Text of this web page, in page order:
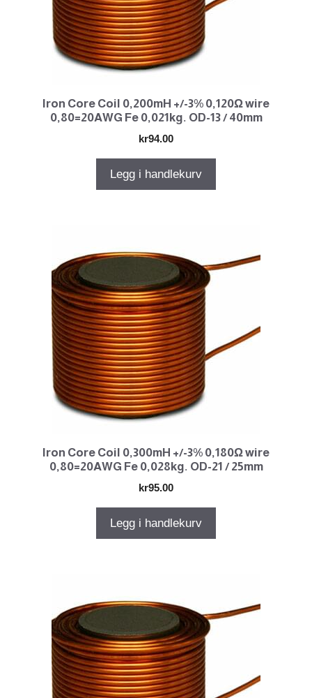
Iron Core Coil 0,200mH +/-3% 0,120Ω wire
0,80=20AWG Fe 0,021kg. OD-13 / 40mm
kr94.00
Legg i handlekurv
Iron Core Coil 0,300mH +/-3% 0,180Ω wire
0,80=20AWG Fe 0,028kg. OD-21 / 25mm
kr95.00
Legg i handlekurv